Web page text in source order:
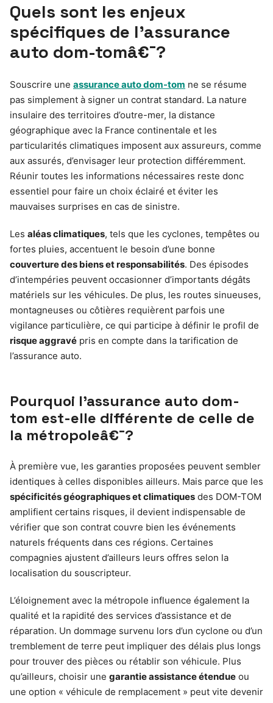
Quels sont les enjeux
spécifiques de l’assurance
auto dom-tomâ€¯?
Souscrire une assurance auto dom-tom ne se résume
pas simplement à signer un contrat standard. La nature
insulaire des territoires d’outre-mer, la distance
géographique avec la France continentale et les
particularités climatiques imposent aux assureurs, comme
aux assurés, d’envisager leur protection différemment.
Réunir toutes les informations nécessaires reste donc
essentiel pour faire un choix éclairé et éviter les
mauvaises surprises en cas de sinistre.
Les aléas climatiques, tels que les cyclones, tempêtes ou
fortes pluies, accentuent le besoin d’une bonne
couverture des biens et responsabilités. Des épisodes
d’intempéries peuvent occasionner d’importants dégâts
matériels sur les véhicules. De plus, les routes sinueuses,
montagneuses ou côtières requièrent parfois une
vigilance particulière, ce qui participe à définir le profil de
risque aggravé pris en compte dans la tarification de
l’assurance auto.
Pourquoi l’assurance auto dom-
tom est-elle différente de celle de
la métropoleâ€¯?
À première vue, les garanties proposées peuvent sembler
identiques à celles disponibles ailleurs. Mais parce que les
spécificités géographiques et climatiques des DOM-TOM
amplifient certains risques, il devient indispensable de
vérifier que son contrat couvre bien les événements
naturels fréquents dans ces régions. Certaines
compagnies ajustent d’ailleurs leurs offres selon la
localisation du souscripteur.
L’éloignement avec la métropole influence également la
qualité et la rapidité des services d’assistance et de
réparation. Un dommage survenu lors d’un cyclone ou d’un
tremblement de terre peut impliquer des délais plus longs
pour trouver des pièces ou rétablir son véhicule. Plus
qu’ailleurs, choisir une garantie assistance étendue ou
une option « véhicule de remplacement » peut vite devenir